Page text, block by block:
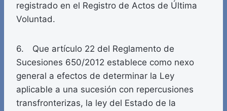
registrado en el Registro de Actos de Última
Voluntad.
6. Que artículo 22 del Reglamento de
Sucesiones 650/2012 establece como nexo
general a efectos de determinar la Ley
aplicable a una sucesión con repercusiones
transfronterizas, la ley del Estado de la